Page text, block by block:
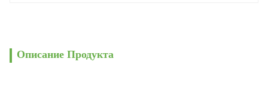
Описание Продукта